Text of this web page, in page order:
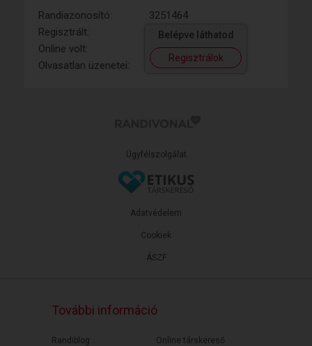
Randiazonosító:
3251464
Regisztrált:
Online volt:
Olvasatlan üzenetei:
Belépve láthatod
Regisztrálok
Ügyfélszolgálat
ÁSZF
Adatvédelem
Cookiek
További információ
Randiblog
Online társkereső